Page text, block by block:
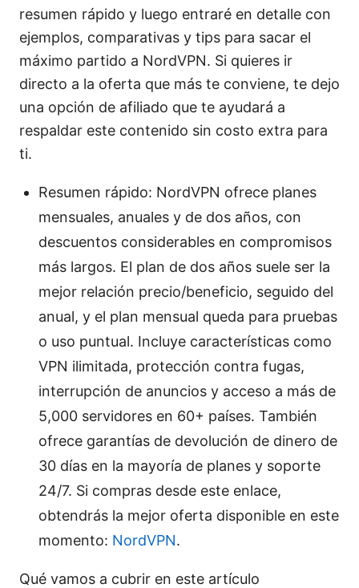
resumen rápido y luego entraré en detalle con
ejemplos, comparativas y tips para sacar el
máximo partido a NordVPN. Si quieres ir
directo a la oferta que más te conviene, te dejo
una opción de afiliado que te ayudará a
respaldar este contenido sin costo extra para
ti.
Resumen rápido: NordVPN ofrece planes
mensuales, anuales y de dos años, con
descuentos considerables en compromisos
más largos. El plan de dos años suele ser la
mejor relación precio/beneficio, seguido del
anual, y el plan mensual queda para pruebas
o uso puntual. Incluye características como
VPN ilimitada, protección contra fugas,
interrupción de anuncios y acceso a más de
5,000 servidores en 60+ países. También
ofrece garantías de devolución de dinero de
30 días en la mayoría de planes y soporte
24/7. Si compras desde este enlace,
obtendrás la mejor oferta disponible en este
momento: NordVPN.
Qué vamos a cubrir en este artículo